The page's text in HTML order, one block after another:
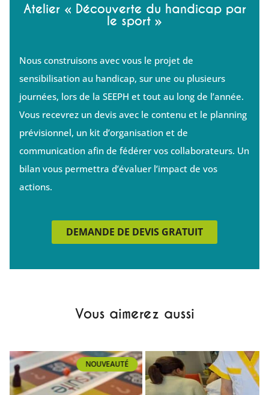
Atelier « Découverte du handicap par
le sport »
Nous construisons avec vous le projet de
sensibilisation au handicap, sur une ou plusieurs
journées, lors de la SEEPH et tout au long de l’année.
Vous recevrez un devis avec le contenu et le planning
prévisionnel, un kit d’organisation et de
communication afin de fédérer vos collaborateurs. Un
bilan vous permettra d’évaluer l’impact de vos
actions.
DEMANDE DE DEVIS GRATUIT
Vous aimerez aussi
NOUVEAUTÉ